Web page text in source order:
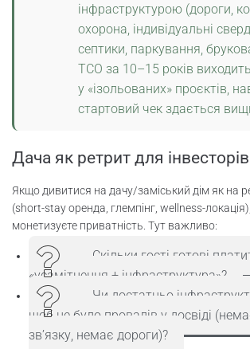
інфраструктурою (дороги,
охорона, індивідуальні
септики, паркування,
TCO за 10–15 років
у «ізольованих» проєктів,
стартовий чек здається
Дача як ретрит для інвесторів
Якщо дивитися на дачу/заміський дім як на
(short-stay оренда, глемпінг, wellness-
монетизуєте приватність. Тут важливо:
Скільки гості готові
«усамітнення + інфраструктура»?
Чи достатньо
щоб не було провалів у досвіді
зв’язку, немає дороги)?